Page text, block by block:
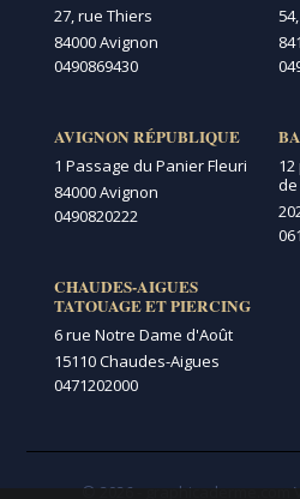
27, rue Thiers
84000 Avignon
0490869430
AVIGNON RÉPUBLIQUE
1 Passage du Panier Fleuri
84000 Avignon
0490820222
CHAUDES-AIGUES
TATOUAGE ET PIERCING
6 rue Notre Dame d'Août
15110 Chaudes-Aigues
0471202000
de
© 2026 - graphicaderme.com